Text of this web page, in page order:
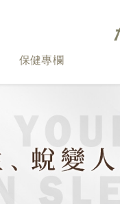
保健專欄